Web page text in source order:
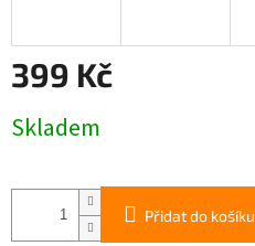
399 Kč
cena:
Skladem
Přidat do košíku